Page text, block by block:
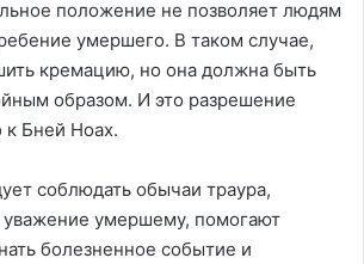
положение не позволяет людям
умершего. В таком случае,
кремацию, но она должна быть
образом. И это разрешение
к Бней Ноах.
соблюдать обычаи траура,
уважение умершему, помогают
болезненное событие и